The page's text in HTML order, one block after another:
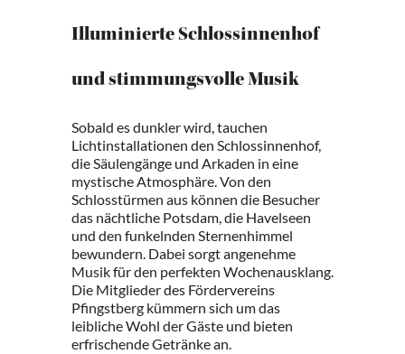
Illuminierte Schlossinnenhof
und stimmungsvolle Musik
Sobald es dunkler wird, tauchen
Lichtinstallationen den Schlossinnenhof,
die Säulengänge und Arkaden in eine
mystische Atmosphäre. Von den
Schlosstürmen aus können die Besucher
das nächtliche Potsdam, die Havelseen
und den funkelnden Sternenhimmel
bewundern. Dabei sorgt angenehme
Musik für den perfekten Wochenausklang.
Die Mitglieder des Fördervereins
Pfingstberg kümmern sich um das
leibliche Wohl der Gäste und bieten
erfrischende Getränke an.